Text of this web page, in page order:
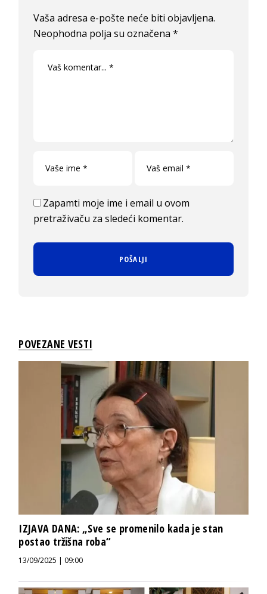
Vaša adresa e-pošte neće biti objavljena.
Neophodna polja su označena*
Zapamti moje ime i email u ovom
pretraživaču za sledeći komentar.
POVEZANE VESTI
IZJAVA DANA: „Sve se promenilo kada je stan
postao tržišna roba“
13/09/2025 | 09:00